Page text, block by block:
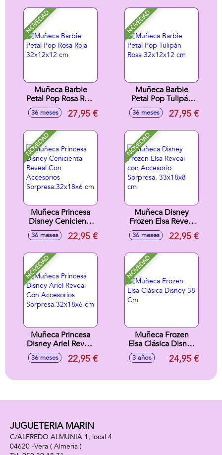
mascota y
accesorios 15 cm
mascota y
NOVEDAD
Muñeca Barbie
Petal Pop Rosa Roja
32x12x12 cm
36 meses 27,95 €
NOVEDAD
Muñeca Barbie
Petal Pop Tulipán
Rosa 32x12x12 cm
36 meses 27,95 €
NOVEDAD
Muñeca Princesa
Disney Cenicienta
Reveal Con
Accesorios
cm
36 meses 22,95 €
NOVEDAD
Muñeca Disney
Frozen Elsa Reveal
con Accesorio
Sorpresa. 33x18x8
36 meses 22,95 €
NOVEDAD
Muñeca Princesa
Disney Ariel Reveal
Con Accesorios
Sorpresa.32x18x6
36 meses 22,95 €
NOVEDAD
Muñeca Frozen
Elsa Clásica Disney
38 Cm
3 años 24,95 €
JUGUETERIA MARIN
C/ALFREDO ALMUNIA 1, local 4
04620 -Vera ( Almeria )